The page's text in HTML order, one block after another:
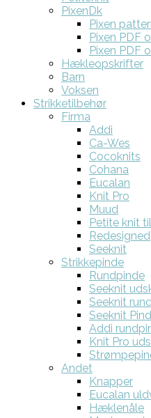
PixenDk
Pixen
Pixen PDF
Pixen PDF
Hækleopskrifter
Barn
Voksen
Strikketilbehør
Firma
Addi
Ca-Wes
Cocoknits
Cohana
Eucalan
Knit Pro
Muud
Petite knit
Redesigned
Seeknit
Strikkepinde
Rundpinde
Seeknit
Seeknit
Seeknit
Addi
Knit Pro
Andet
Knapper
Eucalan
Hæklenåle